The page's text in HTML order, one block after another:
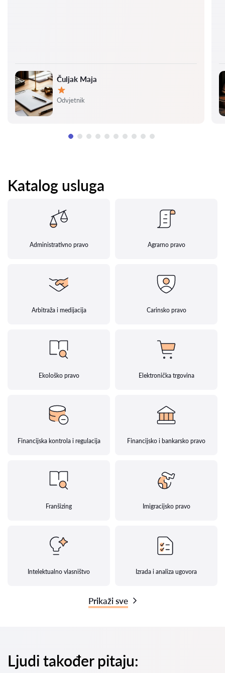
Čuljak Maja
Ocjena:
Odvjetnik
Katalog usluga
Administrativno pravo Agrarno pravo
Arbitraža i medijacija Carinsko pravo
Ekološko pravo Elektronička trgovina
Financijska kontrola i regulacija Financijsko i bankarsko pravo
Franšizing Imigracijsko pravo
Intelektualno vlasništvo Izrada i analiza ugovora
Prikaži sve
Ljudi također pitaju: